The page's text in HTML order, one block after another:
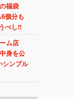
福袋
個分も
べし!!
ム店
身を公
ンプル